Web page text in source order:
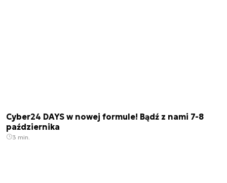
Cyber24 DAYS w nowej formule! Bądź z nami 7-8
października
3 min.